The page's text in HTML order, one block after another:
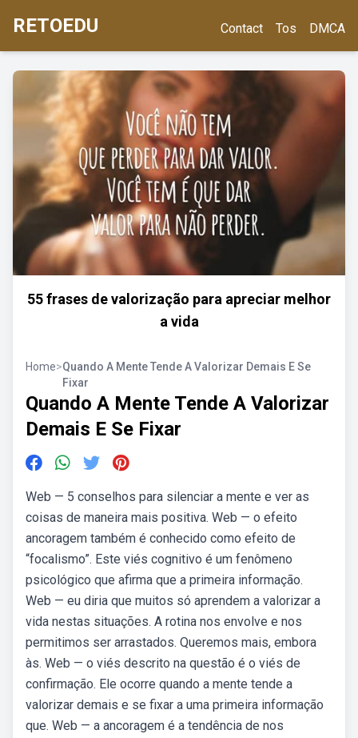
RETOEDU Contact Tos DMCA
55 frases de valorização para apreciar melhor
a vida
Home>Quando A Mente Tende A Valorizar Demais E Se
Fixar
Quando A Mente Tende A Valorizar
Demais E Se Fixar
Web — 5 conselhos para silenciar a mente e ver as
coisas de maneira mais positiva. Web — o efeito
ancoragem também é conhecido como efeito de
“focalismo”. Este viés cognitivo é um fenômeno
psicológico que afirma que a primeira informação.
Web — eu diria que muitos só aprendem a valorizar a
vida nestas situações. A rotina nos envolve e nos
permitimos ser arrastados. Queremos mais, embora
às. Web — o viés descrito na questão é o viés de
confirmação. Ele ocorre quando a mente tende a
valorizar demais e se fixar a uma primeira informação
que. Web — a ancoragem é a tendência de nos